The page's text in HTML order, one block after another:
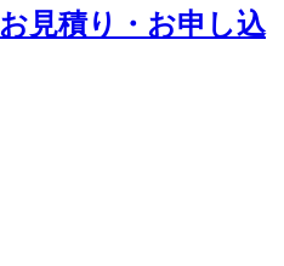
お見積り・お申し込